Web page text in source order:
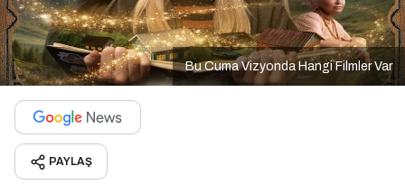
Bu Cuma Vizyonda Hangi Filmler Var
PAYLAŞ